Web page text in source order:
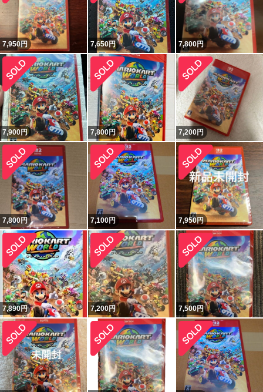
7,950円 7,650円 7,800円
7,900円 7,800円 7,200円
7,800円 7,100円 7,950円
7,890円 7,200円 7,500円